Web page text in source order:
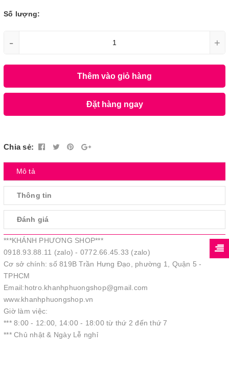
Số lượng:
- +
Thêm vào giỏ hàng
Đặt hàng ngay
Chia sẻ:
Mô tả
Thông tin
Đánh giá
***KHÁNH PHƯƠNG SHOP***
0918.93.88.11 (zalo) - 0772.66.45.33 (zalo)
Cơ sở chính: số 819B Trần Hưng Đạo, phường 1, Quận 5 -
TPHCM
Email:hotro.khanhphuongshop@gmail.com
www.khanhphuongshop.vn
Giờ làm việc:
*** 8:00 - 12:00, 14:00 - 18:00 từ thứ 2 đến thứ 7
*** Chủ nhật & Ngày Lễ nghỉ